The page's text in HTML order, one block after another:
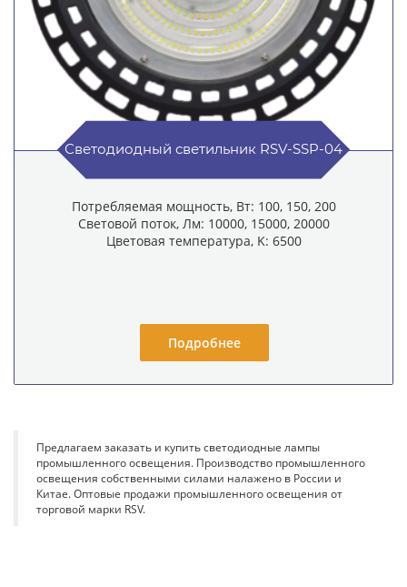
Светодиодный светильник RSV-SSP-04
Потребляемая мощность, Вт: 100, 150, 200
Световой поток, Лм: 10000, 15000, 20000
Цветовая температура, K: 6500
Подробнее
Предлагаем заказать и купить светодиодные лампы
промышленного освещения. Производство промышленного
освещения собственными силами налажено в России и
Китае. Оптовые продажи промышленного освещения от
торговой марки RSV.